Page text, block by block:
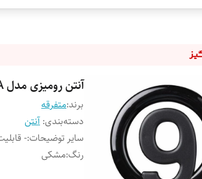
آنتن رومیزی مدل DIGITAL ANTENNA
برند:متفرقه
دسته‌بندی: آنتن
سایر توضیحات:
-
رنگ:مشکی